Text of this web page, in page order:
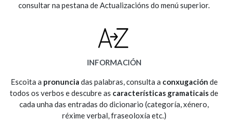
Na fraseoloxía
Marcas gramaticais
consultar na pestana de Actualizacións do menú superior.
INFORMACIÓN
Escoita a pronuncia das palabras, consulta a conxugación de
todos os verbos e descubre as características gramaticaisde
cada unha das entradas do dicionario (categoría, xénero,
réxime verbal, fraseoloxía etc.)